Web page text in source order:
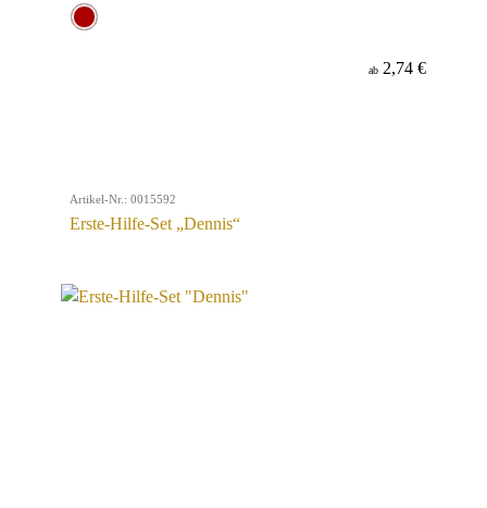
ab 2,74 €
Artikel-Nr.: 0015592
Erste-Hilfe-Set „Dennis“